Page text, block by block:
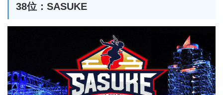
38位：SASUKE